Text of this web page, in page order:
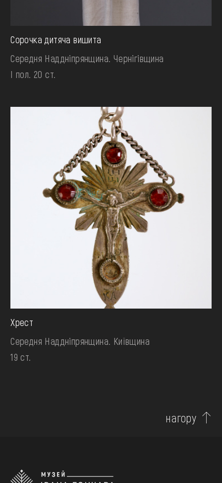
Сорочка дитяча вишита
Середня Наддніпрянщина. Чернігівщина
І пол. 20 ст.
Хрест
Середня Наддніпрянщина. Київщина
19 ст.
нагору